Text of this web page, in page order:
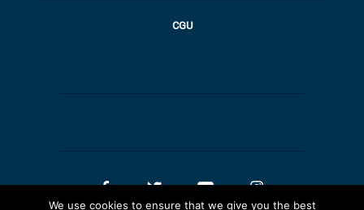
CGU
We use cookies to ensure that we give you the best